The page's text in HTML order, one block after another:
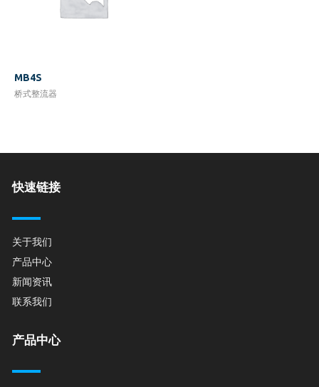
MB4S
桥式整流器
快速链接
关于我们
产品中心
新闻资讯
联系我们
产品中心